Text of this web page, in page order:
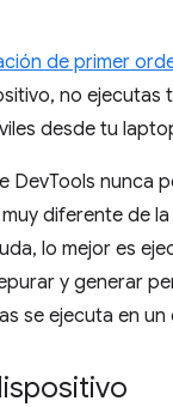
de primer
no ejecutas
desde tu
nunca
diferente de
lo mejor es
y generar
se ejecuta en un